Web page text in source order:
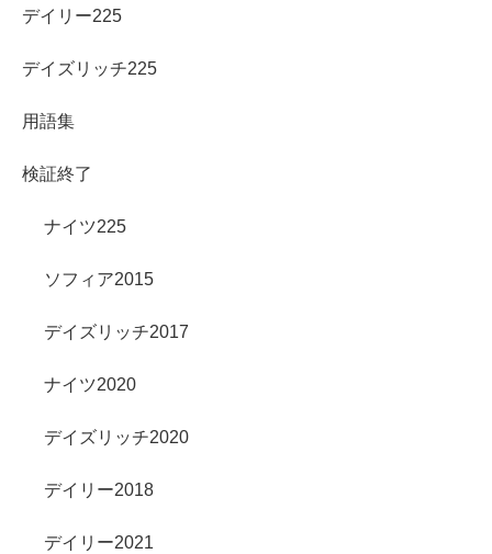
デイリー225
デイズリッチ225
用語集
検証終了
ナイツ225
ソフィア2015
デイズリッチ2017
ナイツ2020
デイズリッチ2020
デイリー2018
デイリー2021